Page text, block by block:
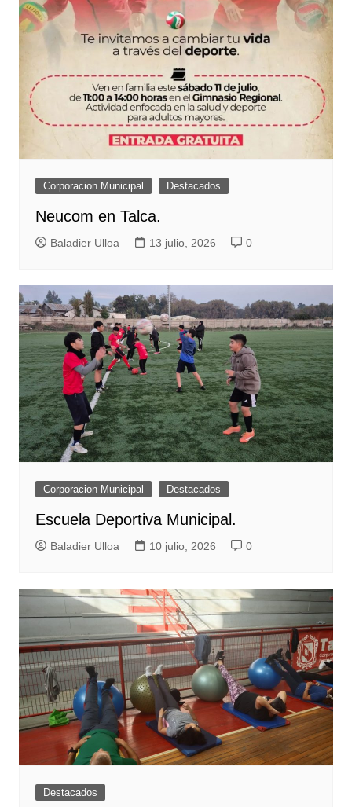
Corporacion Municipal Destacados
Neucom en Talca.
Baladier Ulloa 13 julio, 2026 0
Corporacion Municipal Destacados
Escuela Deportiva Municipal.
Baladier Ulloa 10 julio, 2026 0
Destacados